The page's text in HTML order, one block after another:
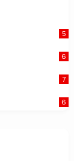
5
6
7
6